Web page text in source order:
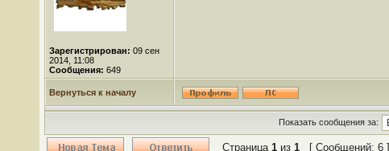
Зарегистрирован: 09 сен
2014, 11:08
Сообщения: 649
Вернуться к началу
Показать сообщения за:
Страница 1 из 1 [ Сообщений: 6 ]